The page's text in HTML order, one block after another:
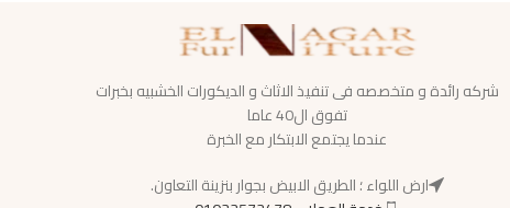
شركه رائدة و متخصصه فى تنفيذ الاثاث و الديكورات الخشبيه بخبرات
تفوق ال40 عاما
عندما يجتمع الابتكار مع الخبرة
ارض اللواء ؛ الطريق الابيض بجوار بنزينة التعاون.